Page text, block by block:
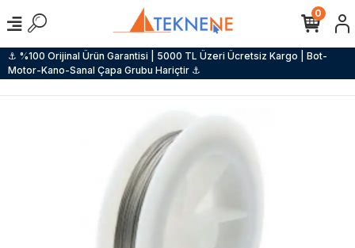
⚓ %100 Orijinal Ürün Garantisi | 5000 TL Üzeri Ücretsiz Kargo | Bot-
Motor-Kano-Sanal Çapa Grubu Hariçtir ⚓
0